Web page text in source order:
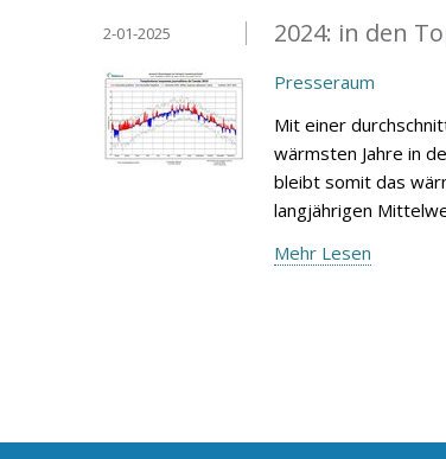
2024: in den
2-01-2025
Presseraum
Mit einer
wärmsten Jahre in
bleibt somit das
langjährigen
Mehr Lesen